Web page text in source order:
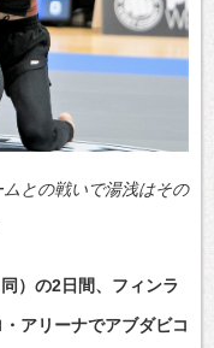
ムとの戦いで湯浅はその
）の2日間、フィンラ
アリーナでアブダビコ